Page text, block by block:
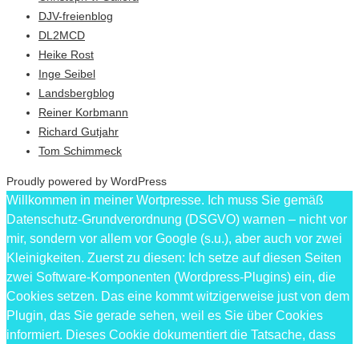
DJV-freienblog
DL2MCD
Heike Rost
Inge Seibel
Landsbergblog
Reiner Korbmann
Richard Gutjahr
Tom Schimmeck
Proudly powered by WordPress
Willkommen in meiner Wortpresse. Ich muss Sie gemäß
Datenschutz-Grundverordnung (DSGVO) warnen – nicht vor
mir, sondern vor allem vor Google (s.u.), aber auch vor zwei
Kleinigkeiten. Zuerst zu diesen: Ich setze auf diesen Seiten
zwei Software-Komponenten (Wordpress-Plugins) ein, die
Cookies setzen. Das eine kommt witzigerweise just von dem
Plugin, das Sie gerade sehen, weil es Sie über Cookies
informiert. Dieses Cookie dokumentiert die Tatsache, dass